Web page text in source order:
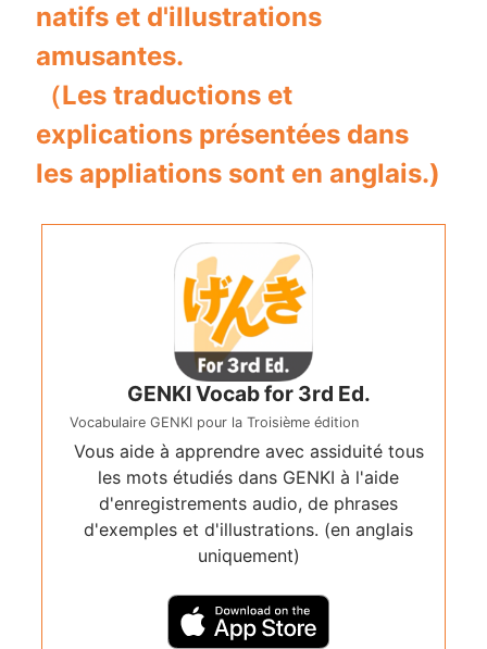
natifs et d'illustrations
amusantes.
（Les traductions et
explications présentées dans
les appliations sont en anglais.)
GENKI Vocab for 3rd Ed.
Vocabulaire GENKI pour la Troisième édition
Vous aide à apprendre avec assiduité tous
les mots étudiés dans GENKI à l'aide
d'enregistrements audio, de phrases
d'exemples et d'illustrations. (en anglais
uniquement)